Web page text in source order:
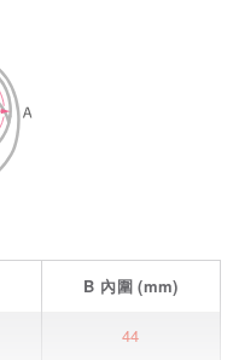
B 內圍(mm)
44